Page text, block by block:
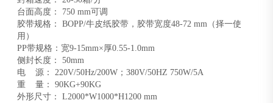
台面高度： 750 mm可调
胶带规格： BOPP/牛皮纸胶带，胶带宽度48-72 mm（择一使
用）
PP带规格：宽9-15mm×厚0.55-1.0mm
侧封长度： 50mm
电 源： 220V/50Hz/200W；380V/50HZ 750W/5A
重 量： 90KG+90KG
外形尺寸： L2000*W1000*H1200 mm